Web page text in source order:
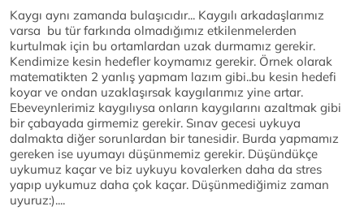
Kaygı aynı zamanda bulaşıcıdır... Kaygılı arkadaşlarımız
varsa bu tür farkında olmadığımız etkilenmelerden
kurtulmak için bu ortamlardan uzak durmamız gerekir.
Kendimize kesin hedefler koymamız gerekir. Örnek olarak
matematikten 2 yanlış yapmam lazım gibi..bu kesin hedefi
koyar ve ondan uzaklaşırsak kaygılarımız yine artar.
Ebeveynlerimiz kaygılıysa onların kaygılarını azaltmak gibi
bir çabayada girmemiz gerekir. Sınav gecesi uykuya
dalmakta diğer sorunlardan bir tanesidir. Burda yapmamız
gereken ise uyumayı düşünmemiz gerekir. Düşündükçe
uykumuz kaçar ve biz uykuyu kovalerken daha da stres
yapıp uykumuz daha çok kaçar. Düşünmediğimiz zaman
uyuruz:)....